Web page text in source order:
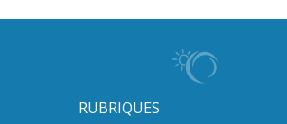
RUBRIQUES